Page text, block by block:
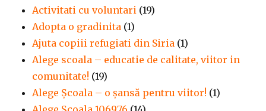
Activitati cu voluntari (19)
Adopta o gradinita (1)
Ajuta copiii refugiati din Siria (1)
Alege scoala – educatie de calitate, viitor in
comunitate! (19)
Alege Şcoala – o şansă pentru viitor! (1)